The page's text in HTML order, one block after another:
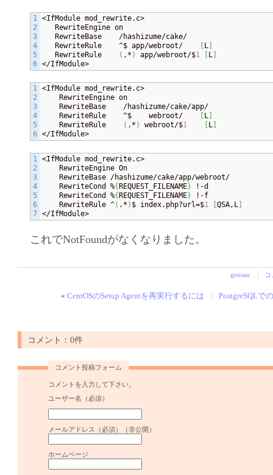
1
2
3
4
5
<IfModule mod_rewrite.c>
   RewriteEngine on
   RewriteBase    /hashizume/cake/
   RewriteRule    ^$ app/webroot/
[L ]
   RewriteRule
( .* ) app/webroot/$1 [L ]
</IfModule>
1
2
3
4
5
<IfModule mod_rewrite.c>
    RewriteEngine on
    RewriteBase    /hashizume/cake/app/
    RewriteRule    ^$    webroot/
L
    RewriteRule
( .* ) webroot/$1 L
</IfModule>
1
2
3
4
5
6
<IfModule mod_rewrite.c>
    RewriteEngine On
    RewriteBase /hashizume/cake/app/webroot/
    RewriteCond %
{REQUEST_FILENAME} !-d
    RewriteCond %
{REQUEST_FILENAME} !-f
    RewriteRule ^
( .* ) $ index.php?url=$1 [QSA,L ]
</IfModule>
これでNotFoundがなくなりました。
gensan
« CentOSのSetup Agentを再実行するには PostgreSQLで
コメント：0件
コメント投稿フォーム
コメントを入力して下さい。
ユーザー名（必須）
メールアドレス（必須）（非公開）
ホームページ